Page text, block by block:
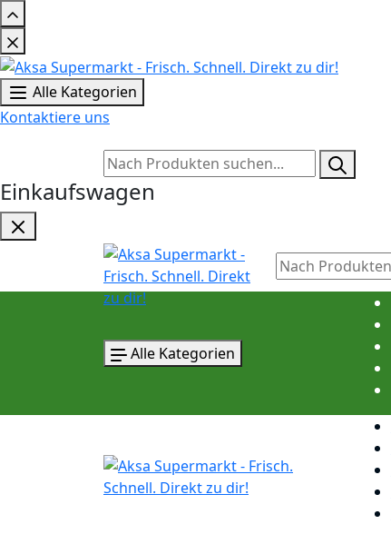
Alle Kategorien
Kontaktiere uns
Einkaufswagen
Alle Kategorien